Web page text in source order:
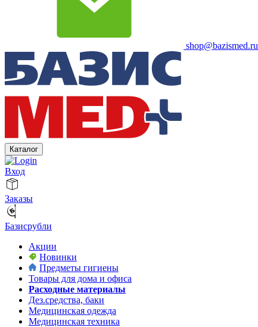
shop@bazismed.ru
Каталог
Вход
Заказы
Базисрубли
Акции
Новинки
Предметы гигиены
Товары для дома и офиса
Расходные материалы
Дез.средства, баки
Медицинская одежда
Медицинская техника